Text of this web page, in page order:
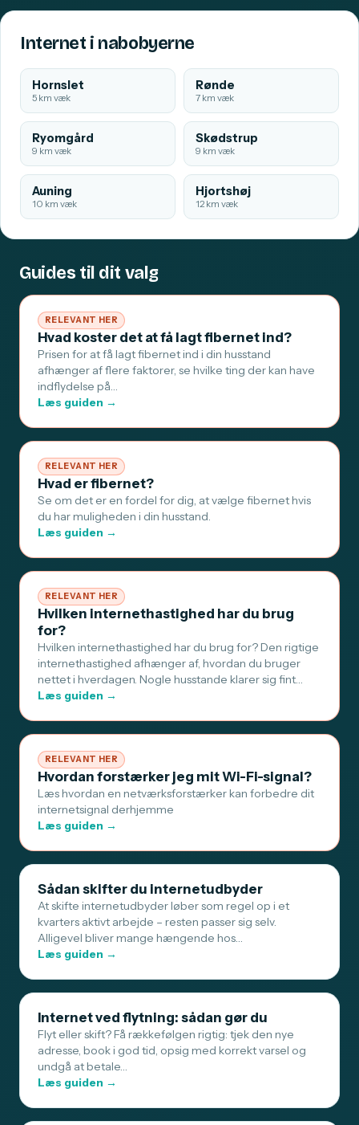
Internet i nabobyerne
Hornslet
5 km væk
Rønde
7 km væk
Ryomgård
9 km væk
Skødstrup
9 km væk
Auning
10 km væk
Hjortshøj
12 km væk
Guides til dit valg
RELEVANT HER
Hvad koster det at få lagt fibernet ind?
Prisen for at få lagt fibernet ind i din husstand
afhænger af flere faktorer, se hvilke ting der kan have
indflydelse på…
Læs guiden →
RELEVANT HER
Hvad er fibernet?
Se om det er en fordel for dig, at vælge fibernet hvis
du har muligheden i din husstand.
Læs guiden →
RELEVANT HER
Hvilken internethastighed har du brug
for?
Hvilken internethastighed har du brug for? Den rigtige
internethastighed afhænger af, hvordan du bruger
nettet i hverdagen. Nogle husstande klarer sig fint…
Læs guiden →
RELEVANT HER
Hvordan forstærker jeg mit Wi-Fi-signal?
Læs hvordan en netværksforstærker kan forbedre dit
internetsignal derhjemme
Læs guiden →
Sådan skifter du internetudbyder
At skifte internetudbyder løber som regel op i et
kvarters aktivt arbejde – resten passer sig selv.
Alligevel bliver mange hængende hos…
Læs guiden →
Internet ved flytning: sådan gør du
Flyt eller skift? Få rækkefølgen rigtig: tjek den nye
adresse, book i god tid, opsig med korrekt varsel og
undgå at betale…
Læs guiden →